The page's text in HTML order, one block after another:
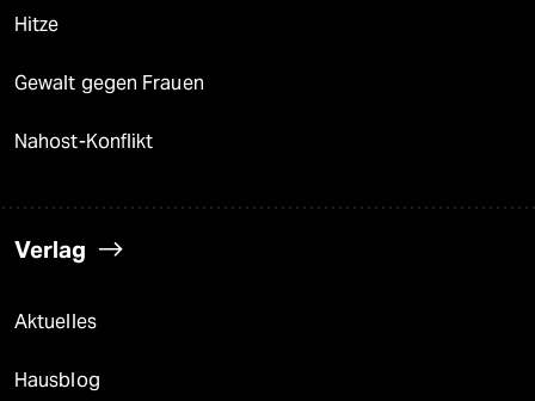
Hitze
Gewalt gegen Frauen
Nahost-Konflikt
Verlag
Aktuelles
Hausblog